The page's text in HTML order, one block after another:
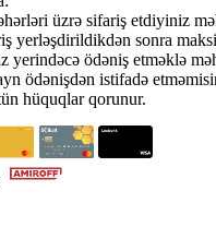
üzrə sifariş etdiyiniz
yerləşdirildikdən sonra
yerindəcə ödəniş etməklə
ödənişdən istifadə
hüquqlar qorunur.